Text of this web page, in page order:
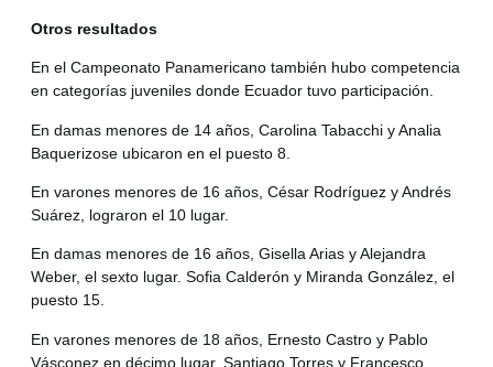
Otros resultados
En el Campeonato Panamericano también hubo competencia
en categorías juveniles donde Ecuador tuvo participación.
En damas menores de 14 años, Carolina Tabacchi y Analia
Baquerizose ubicaron en el puesto 8.
En varones menores de 16 años, César Rodríguez y Andrés
Suárez, lograron el 10 lugar.
En damas menores de 16 años, Gisella Arias y Alejandra
Weber, el sexto lugar. Sofia Calderón y Miranda González, el
puesto 15.
En varones menores de 18 años, Ernesto Castro y Pablo
Vásconez en décimo lugar. Santiago Torres y Francesco